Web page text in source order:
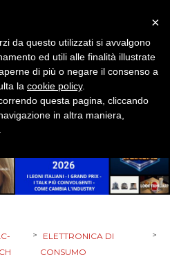
>
ELETTRONICA DI
CONSUMO
>
×
da questo utilizzati si avvalgono
ed utili alle finalità illustrate
di più o negare il consenso a
la cookie policy.
questa pagina, cliccando
in altra maniera,